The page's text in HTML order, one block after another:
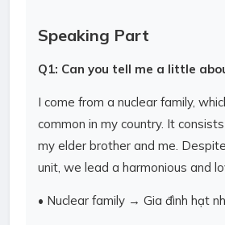
Speaking Part
Q1: Can you tell me a little
I come from a nuclear family,
common in my country. It
my elder brother and me.
unit, we lead a harmonious and
• Nuclear family → Gia đình hạt